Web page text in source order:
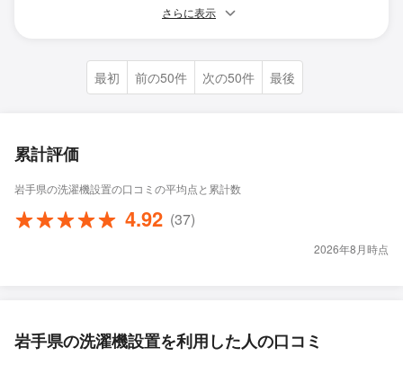
さらに表示
最初 前の50件 次の50件 最後
累計評価
岩手県の洗濯機設置の口コミの平均点と累計数
4.92 (37)
2026年8月時点
岩手県の洗濯機設置を利用した人の口コミ